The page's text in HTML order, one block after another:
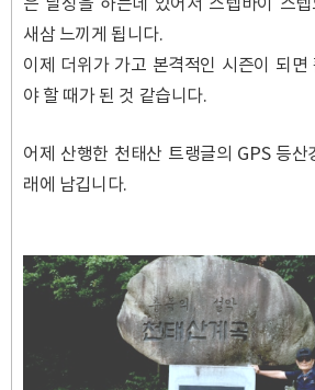
은 달성을 하는데 있어서 스텝바이 스
새삼 느끼게 됩니다.
이제 더위가 가고 본격적인 시즌이 되면
야 할 때가 된 것 같습니다.
어제 산행한 천태산 트랭글의 GPS 등
래에 남깁니다.